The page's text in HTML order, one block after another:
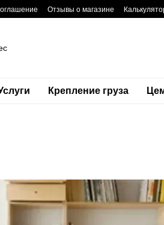
Отзывы о магазине
Крепление груза